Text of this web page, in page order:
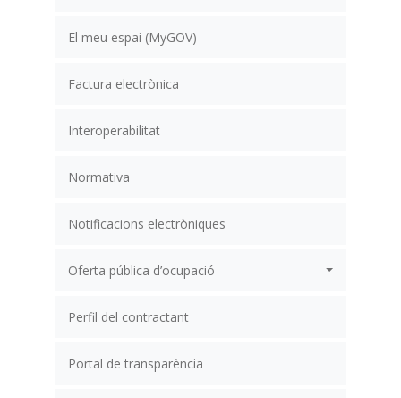
El meu espai (MyGOV)
Factura electrònica
Interoperabilitat
Normativa
Notificacions electròniques
Oferta pública d’ocupació
Perfil del contractant
Portal de transparència